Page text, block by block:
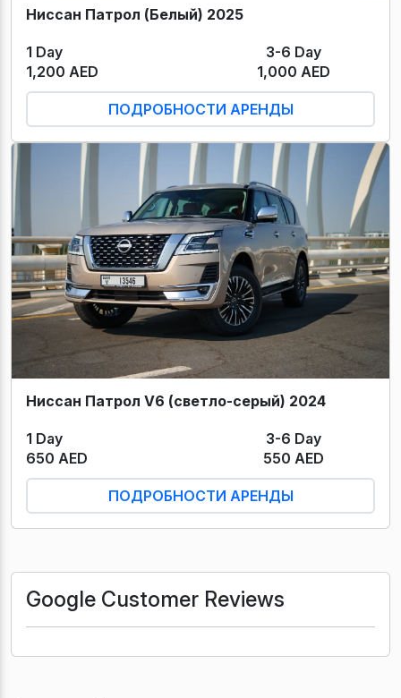
Ниссан Патрол (Белый) 2025
1 Day
3-6 Day
1,200 AED
1,000 AED
ПОДРОБНОСТИ АРЕНДЫ
Ниссан Патрол V6 (светло-серый) 2024
1 Day
3-6 Day
650 AED
550 AED
ПОДРОБНОСТИ АРЕНДЫ
Google Customer Reviews